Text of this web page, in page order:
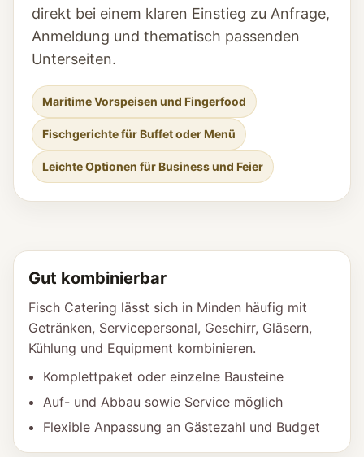
direkt bei einem klaren Einstieg zu Anfrage,
Anmeldung und thematisch passenden
Unterseiten.
Maritime Vorspeisen und Fingerfood
Fischgerichte für Buffet oder Menü
Leichte Optionen für Business und Feier
Gut kombinierbar
Fisch Catering lässt sich in Minden häufig mit
Getränken, Servicepersonal, Geschirr, Gläsern,
Kühlung und Equipment kombinieren.
Komplettpaket oder einzelne Bausteine
Auf- und Abbau sowie Service möglich
Flexible Anpassung an Gästezahl und Budget